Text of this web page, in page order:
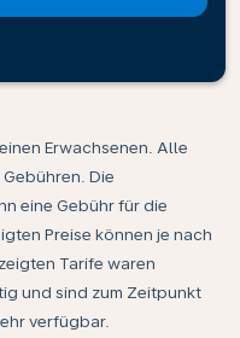
Erwachsenen. Alle
Die
eine Gebühr für die
Preise können je nach
Tarife waren
und sind zum Zeitpunkt
verfügbar.